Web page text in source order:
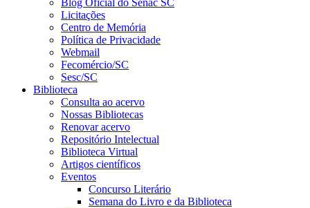
Blog Oficial do Senac SC
Licitações
Centro de Memória
Política de Privacidade
Webmail
Fecomércio/SC
Sesc/SC
Biblioteca
Consulta ao acervo
Nossas Bibliotecas
Renovar acervo
Repositório Intelectual
Biblioteca Virtual
Artigos científicos
Eventos
Concurso Literário
Semana do Livro e da Biblioteca